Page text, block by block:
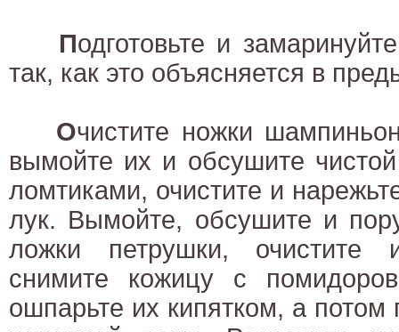
Подготовьте и
так, как это объясняется в
Очистите ножки
вымойте их и обсушите
ломтиками, очистите и
лук. Вымойте, обсушите и
ложки петрушки, очистите
снимите кожицу с
ошпарьте их кипятком, а потом